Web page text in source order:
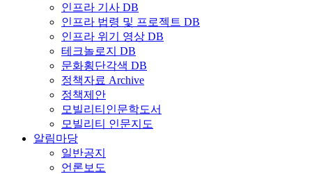
인프라 기사 DB
인프라 법령 및 프로젝트 DB
인프라 위기 영상 DB
테크놀로지 DB
문화횡단각색 DB
정책자료 Archive
정책제안
모빌리티인문학도서
모빌리티 인문지도
알림마당
일반공지
언론보도